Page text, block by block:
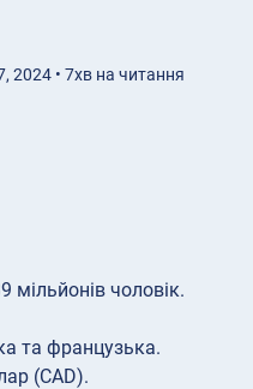
2024 • 7хв на читання
мільйонів чоловік.
та французька.
(CAD).